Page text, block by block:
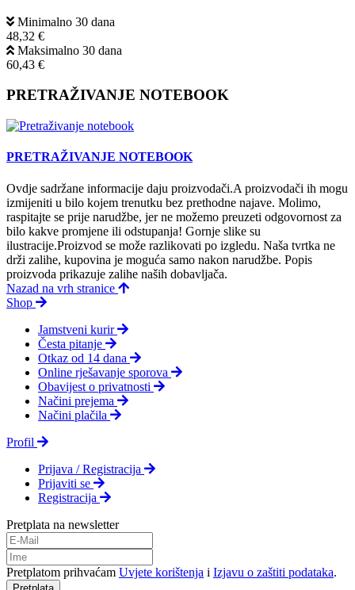
Minimalno 30 dana
48,32 €
Maksimalno 30 dana
60,43 €
PRETRAŽIVANJE NOTEBOOK
PRETRAŽIVANJE NOTEBOOK
Ovdje sadržane informacije daju proizvodači.A proizvodači ih mogu
izmijeniti u bilo kojem trenutku bez prethodne najave. Molimo,
raspitajte se prije narudžbe, jer ne možemo preuzeti odgovornost za
bilo kakve promjene ili odstupanja! Gornje slike su
ilustracije.Proizvod se može razlikovati po izgledu. Naša tvrtka ne
drži zalihe, kupovina je moguća samo nakon narudžbe. Popis
proizvoda prikazuje zalihe naših dobavljača.
Nazad na vrh stranice
Shop
Jamstveni kurir
Česta pitanje
Otkaz od 14 dana
Online rješavanje sporova
Obavijest o privatnosti
Načini prejema
Načini plačila
Profil
Prijava / Registracija
Prijaviti se
Registracija
Pretplata na newsletter
Pretplatom prihvaćam Uvjete korištenja i Izjavu o zaštiti podataka.